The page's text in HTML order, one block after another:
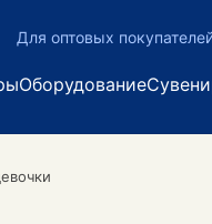
Для оптовых
Оборудование